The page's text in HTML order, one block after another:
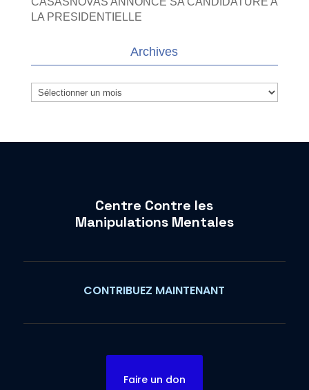
LA PRESIDENTIELLE
Archives
Archives
Centre Contre les
Manipulations Mentales
CONTRIBUEZ MAINTENANT
Faire un don